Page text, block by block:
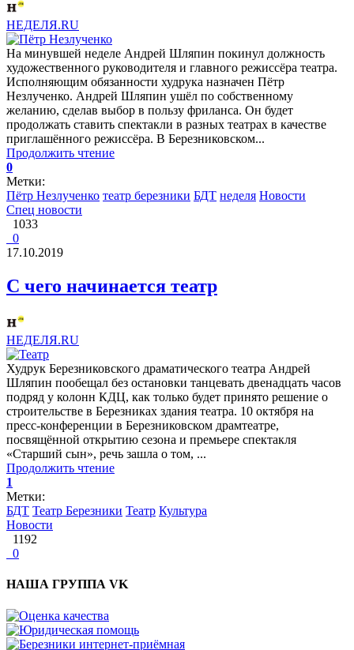
НЕДЕЛЯ.RU
На минувшей неделе Андрей Шляпин покинул должность
художественного руководителя и главного режиссёра театра.
Исполняющим обязанности худрука назначен Пётр
Незлученко. Андрей Шляпин ушёл по собственному
желанию, сделав выбор в пользу фриланса. Он будет
продолжать ставить спектакли в разных театрах в качестве
приглашённого режиссёра. В Березниковском...
Продолжить чтение
0
Метки:
Пётр Незлученко театр березники БДТ неделя Новости
Спец новости
1033
0
17.10.2019
С чего начинается театр
НЕДЕЛЯ.RU
Худрук Березниковского драматического театра Андрей
Шляпин пообещал без остановки танцевать двенадцать часов
подряд у колонн КДЦ, как только будет принято решение о
строительстве в Березниках здания театра. 10 октября на
пресс-конференции в Березниковском драмтеатре,
посвящённой открытию сезона и премьере спектакля
«Старший сын», речь зашла о том, ...
Продолжить чтение
1
Метки:
БДТ Театр Березники Театр Культура
Новости
1192
0
НАША ГРУППА VK